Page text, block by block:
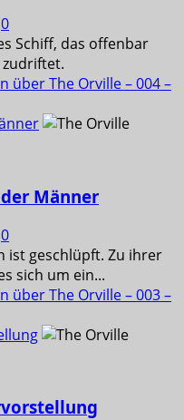
0
Schiff, das offenbar
über The Orville – 004 –
Männer
0
ist geschlüpft. Zu ihrer
sich um ein...
über The Orville – 003 –